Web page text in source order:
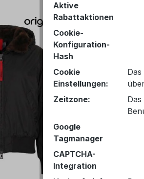
Aktive
Rabattaktionen
Cookie-
Konfiguration-
Hash
Cookie
Einstellungen:
Zeitzone:
Google
Tagmanager
CAPTCHA-
Integration